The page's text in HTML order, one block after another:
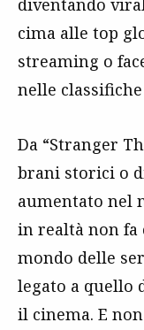
cima alle top
streaming o
nelle
Da “Stranger
brani storici o
aumentato nel
in realtà non
mondo delle
legato a quello
il cinema. E